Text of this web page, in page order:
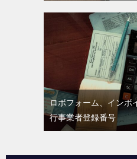
ロボフォーム、インボ
行事業者登録番号